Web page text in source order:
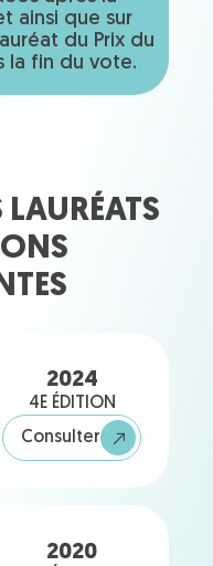
ainsi que sur
du Prix du
la fin du vote.
LAURÉATS
2024
4E ÉDITION
Consulter
2020